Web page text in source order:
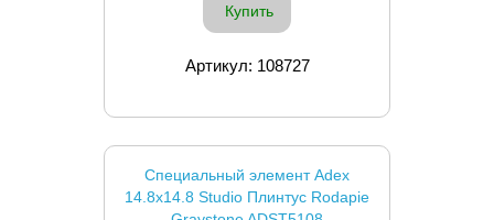
Купить
Артикул: 108727
Специальный элемент Adex
14.8x14.8 Studio Плинтус Rodapie